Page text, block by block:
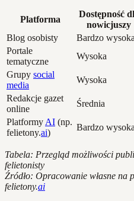
Platforma
Dostępność
nowicjuszy
Blog osobisty
Bardzo wysoka
Portale
tematyczne
Wysoka
Grupy social
media
Wysoka
Redakcje gazet
online
Średnia
Platformy AI (np.
felietony.ai)
Bardzo wysoka
Tabela: Przegląd możliwości
felietonisty
Źródło: Opracowanie własne na
felietony.ai